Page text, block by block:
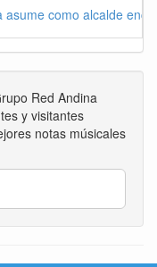
asume como alcalde
Red Andina
y visitantes
notas músicales